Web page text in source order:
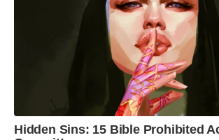
Hidden Sins: 15 Bible Prohibited